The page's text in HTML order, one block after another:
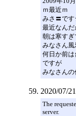
ｍ最近ｍ
みさ〓で
最近なん
朝は寒す
みなさん風
何日か前
ですが
みなさんの
2020/07/
The
server.